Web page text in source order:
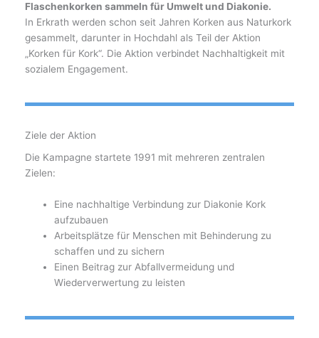
Flaschenkorken sammeln für Umwelt und Diakonie.
In Erkrath werden schon seit Jahren Korken aus Naturkork
gesammelt, darunter in Hochdahl als Teil der Aktion
„Korken für Kork“. Die Aktion verbindet Nachhaltigkeit mit
sozialem Engagement.
Ziele der Aktion
Die Kampagne startete 1991 mit mehreren zentralen
Zielen:
Eine nachhaltige Verbindung zur Diakonie Kork
aufzubauen
Arbeitsplätze für Menschen mit Behinderung zu
schaffen und zu sichern
Einen Beitrag zur Abfallvermeidung und
Wiederverwertung zu leisten